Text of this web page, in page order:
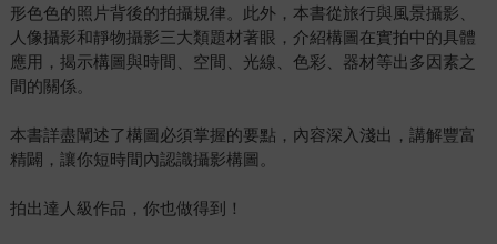
形色色的照片背後的拍攝規律。此外，本書從旅行與風景攝影、
人像攝影和靜物攝影三大類題材著眼，介紹構圖在實拍中的具體
應用，揭示構圖與時間、空間、光線、色彩、器材等出多因素之
間的關係。
本書詳盡闡述了構圖必須掌握的要點，內容深入淺出，講解豐富
精闢，讓你短時間內認識攝影構圖。
拍出達人級作品，你也做得到！